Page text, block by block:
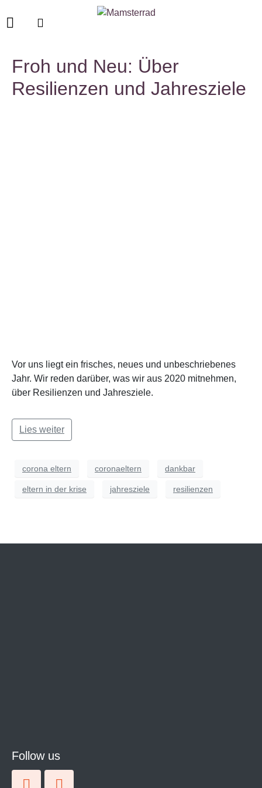
Froh und Neu: Über
Resilienzen und Jahresziele
Vor uns liegt ein frisches, neues und unbeschriebenes
Jahr. Wir reden darüber, was wir aus 2020 mitnehmen,
über Resilienzen und Jahresziele.
Lies weiter
corona eltern coronaeltern dankbar
eltern in der krise jahresziele resilienzen
Follow us